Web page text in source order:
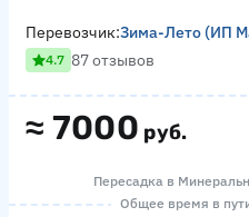
≈ 7000 руб.
Перевозчик:Зима-Лето (ИП
4.7 87 отзывов
Пересадка в
Общее время в